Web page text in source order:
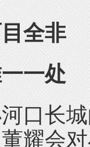
全非
一处
长城
耀会